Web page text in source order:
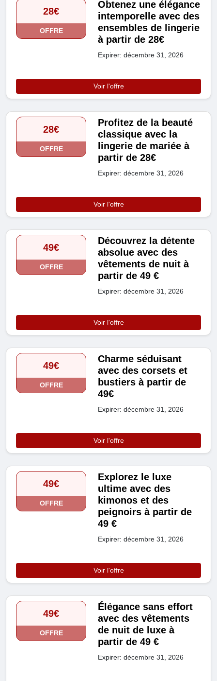
28€
OFFRE
Obtenez une élégance
intemporelle avec des
ensembles de lingerie
à partir de 28€
Expirer: décembre 31, 2026
Voir l'offre
28€
OFFRE
Profitez de la beauté
classique avec la
lingerie de mariée à
partir de 28€
Expirer: décembre 31, 2026
Voir l'offre
49€
OFFRE
Découvrez la détente
absolue avec des
vêtements de nuit à
partir de 49 €
Expirer: décembre 31, 2026
Voir l'offre
49€
OFFRE
Charme séduisant
avec des corsets et
bustiers à partir de
49€
Expirer: décembre 31, 2026
Voir l'offre
49€
OFFRE
Explorez le luxe
ultime avec des
kimonos et des
peignoirs à partir de
49 €
Expirer: décembre 31, 2026
Voir l'offre
49€
OFFRE
Élégance sans effort
avec des vêtements
de nuit de luxe à
partir de 49 €
Expirer: décembre 31, 2026